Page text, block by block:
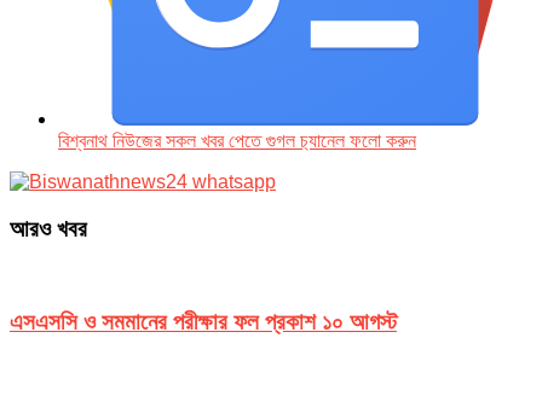
বিশ্বনাথ নিউজের সকল খবর পেতে গুগল চ‌্যানেল ফলো করুন
আরও খবর
এসএসসি ও সমমানের পরীক্ষার ফল প্রকাশ ১০ আগস্ট